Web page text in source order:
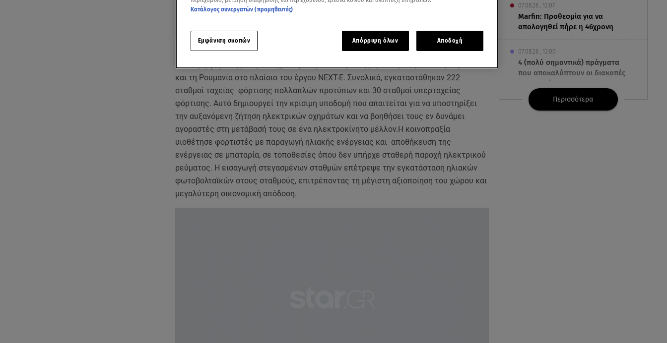
07.08.26 , 12:07
Marfin: Προθεσμία για να
απολογηθεί πήρε η 46χρονη
07.08.26 , 12:00
4 (πολύ σημαντικά) πράγματα
που αποκαλύπτουν οι διακοπές
για τη σχέση σου
07.08.26 , 11:45
Περισσότερα
Η κοινοπραξία NEXT-E έχει εγκαταστήσει μια πλήρως ολοκληρωμένη και προσβάσιμη
και τη Ρουμανία στο πλαίσιο του έργου NEXT-E. Συνολικά, εγκαταστάθηκαν 222
σταθμοί ταχείας φόρτισης πολλαπλών προτύπων και 30 σταθμοί υπερταχείας
φόρτισης. Αυτό δημιουργεί την κρίσιμη υποδομή που απαιτείται για να υποστηρίξει
την αυξανόμενη ζήτηση ηλεκτρικών οχημάτων και να βοηθήσει τους εν δυνάμει
αγοραστές στη μετάβασή τους σε ένα ηλεκτροκίνητο μέλλον.Η κοινοπραξία
υιοθέτησε φορτιστές με παραγωγή ηλιακής ενέργειας και αποθήκευση της
ενέργειας σε μπαταρία, σε τοποθεσίες όπου δεν υπήρχε σταθερή παροχή ηλεκτρικού
ρεύματος. Η εισαγωγή στεγασμένων σταθμών επέτρεψε την εγκατάσταση ηλιακών
φωτοβολταϊκών στους σταθμούς, επιτρέποντας τη μέγιστη αξιοποίηση του χώρου και
μεγαλύτερη οικονομική απόδοση.
Κατάλογος συνεργατών (προμηθευτές)
Εμφάνιση σκοπών Απόρριψη όλων Αποδοχή